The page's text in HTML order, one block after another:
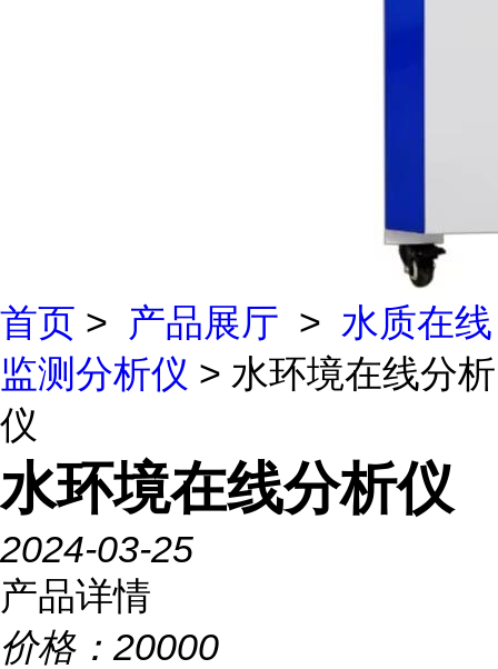
首页 > 产品展厅 > 水质在线
监测分析仪 > 水环境在线分析
仪
水环境在线分析仪
2024-03-25
产品详情
价格： 20000